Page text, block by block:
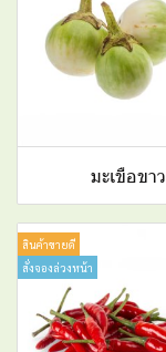
มะเขือขาว
สินค้าขายดี
สั่งจองล่วงหน้า